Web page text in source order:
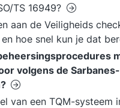
TS 16949?
aan de Veiligheids
hoe snel kun je dat
volgens de
van een TQM-systeem